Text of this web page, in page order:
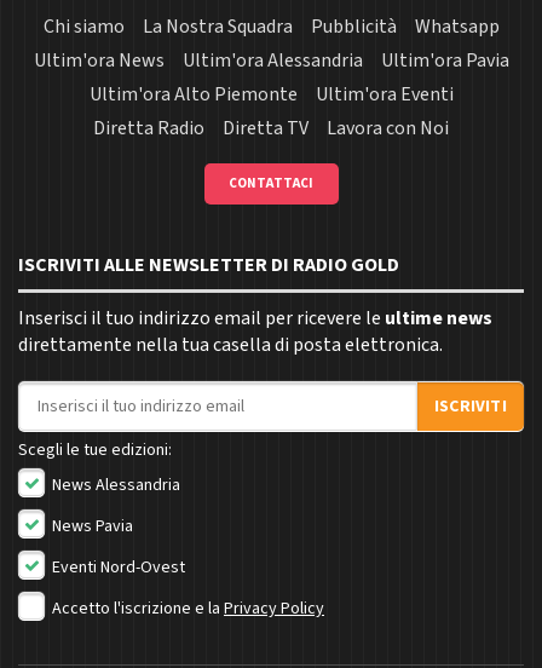
Chi siamo La Nostra Squadra Pubblicità
Whatsapp
Ultim'ora News
Ultim'ora Alessandria
Ultim'ora Pavia
Ultim'ora Alto Piemonte
Ultim'ora Eventi
Diretta Radio
Diretta TV Lavora con Noi
CONTATTACI
ISCRIVITI ALLE NEWSLETTER DI RADIO GOLD
Inserisci il tuo indirizzo email per ricevere le ultime news
direttamente nella tua casella di posta elettronica.
Indirizzo email
ISCRIVITI
Scegli le tue edizioni:
News Alessandria
News Pavia
Eventi Nord-Ovest
Accetto l'iscrizione e la Privacy Policy